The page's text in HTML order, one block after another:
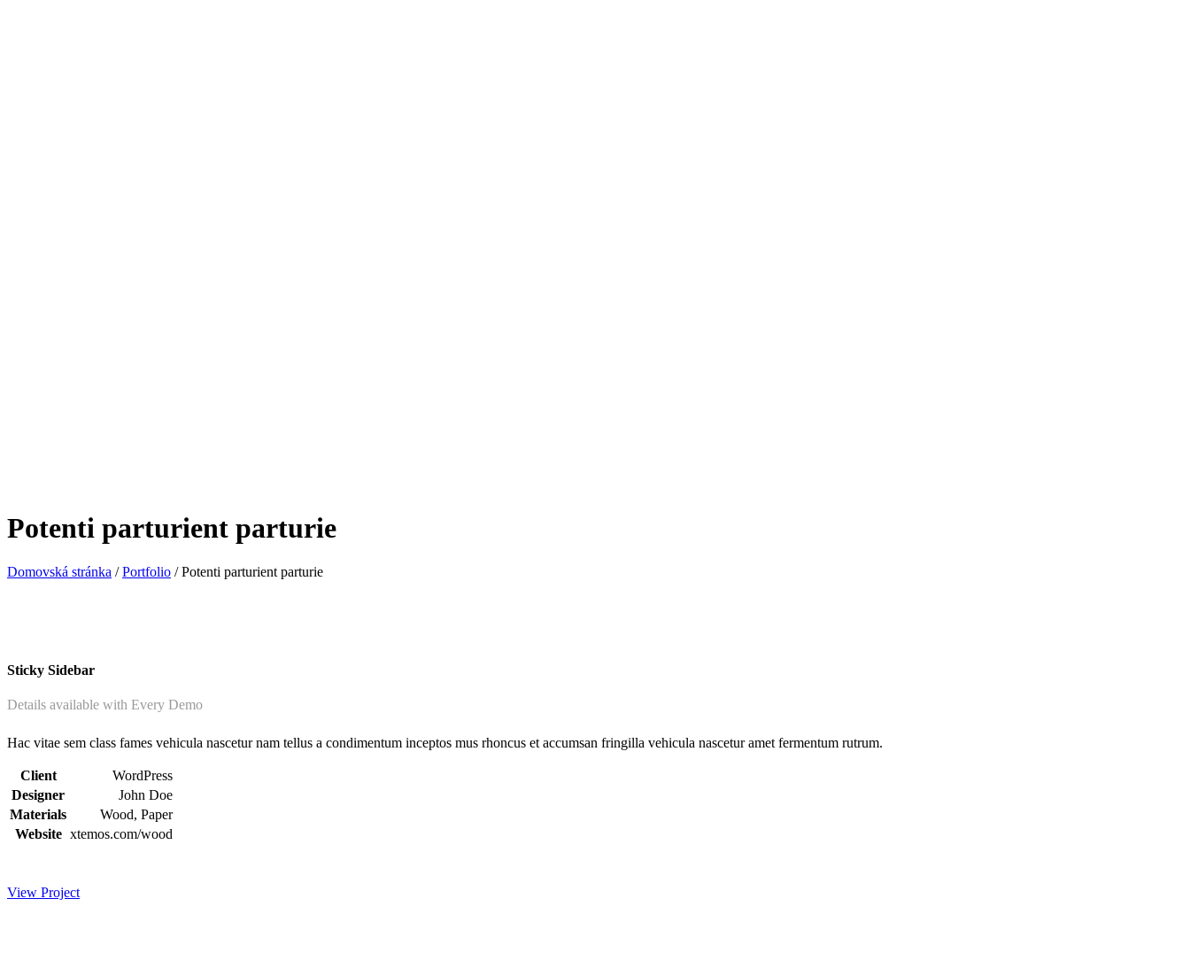
Potenti parturient parturie
Domovská stránka /Portfolio /Potenti parturient parturie
Sticky Sidebar
Details available with Every Demo
Hac vitae sem class fames vehicula nascetur nam tellus a condimentum inceptos mus rhoncus et accumsan fringilla vehicula nascetur amet fermentum rutrum.
Client
WordPress
Designer
John Doe
Materials
Wood, Paper
Website xtemos.com/wood
View Project